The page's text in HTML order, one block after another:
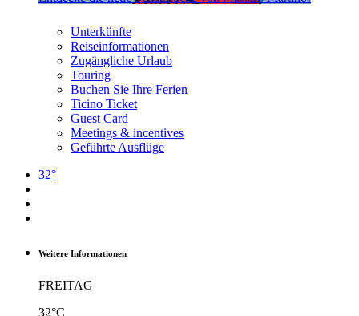
Unterkünfte
Reiseinformationen
Zugängliche Urlaub
Touring
Buchen Sie Ihre Ferien
Ticino Ticket
Guest Card
Meetings & incentives
Geführte Ausflüge
32°
Weitere Informationen
FREITAG
32°C